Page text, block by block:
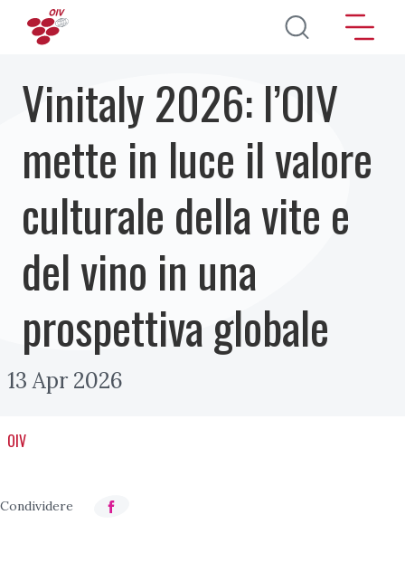
Salta al contenuto principale
Vinitaly 2026: l’OIV
mette in luce il valore
culturale della vite e
del vino in una
prospettiva globale
13 Apr 2026
OIV